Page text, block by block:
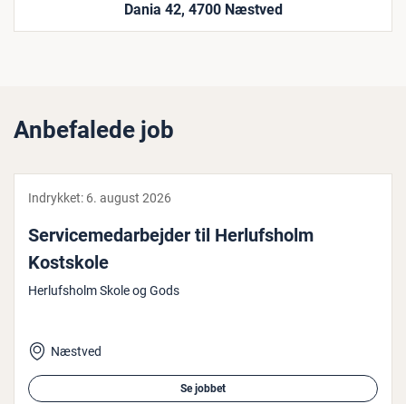
Dania 42, 4700 Næstved
Anbefalede job
Indrykket: 6. august 2026
Ser­vi­ce­me­d­ar­bej­der til Her­lufsholm
Kostskole
Herlufsholm Skole og Gods
Næstved
Se jobbet